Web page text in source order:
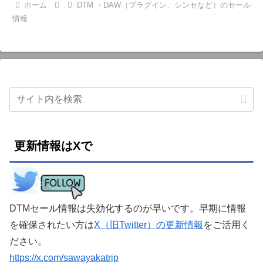
ホーム
DTM ・DAW（プラグイン、シンセなど）のセール
情報
更新情報はXで
DTMセール情報は失効化するのが早いです。早期に情報
を確保されたい方はX（旧Twitter）の更新情報 をご活用く
ださい。
https://x.com/sawayakatrip